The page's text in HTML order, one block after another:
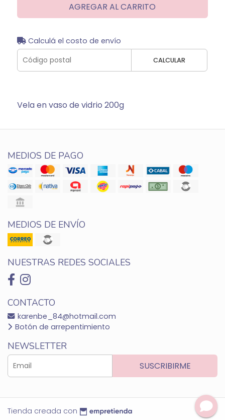
AGREGAR AL CARRITO
Calculá el costo de envío
CALCULAR
Vela en vaso de vidrio 200g
MEDIOS DE PAGO
MEDIOS DE ENVÍO
NUESTRAS REDES SOCIALES
CONTACTO
karenbe_84@hotmail.com
Botón de arrepentimiento
NEWSLETTER
SUSCRIBIRME
Tienda creada con